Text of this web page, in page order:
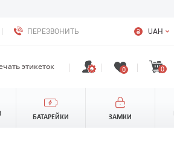
ПЕРЕЗВОНИТЬ UAH
0 0
этикеток
БАТАРЕЙКИ ЗАМКИ